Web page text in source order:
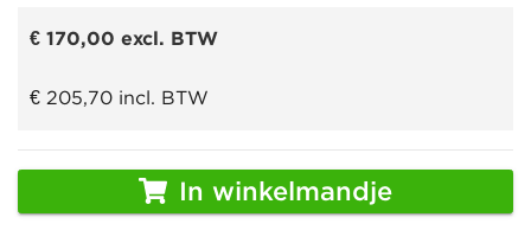
€ 170,00 excl. BTW
€ 205,70 incl. BTW
In winkelmandje